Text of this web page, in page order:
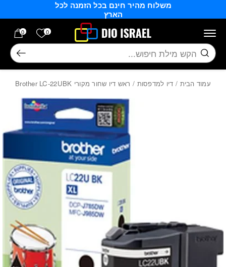
משלוח מהיר חינם בכל הזמנה לכל
הארץ
0 הרשימה
0
חיפוש
עמוד הבית / דיו למדפסות / ראש דיו שחור מקורי Brother LC-22UBK